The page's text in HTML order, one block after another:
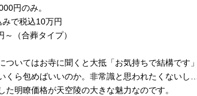
円のみ。
で税込10万円
（合葬タイプ）
ついてはお寺に聞くと大抵「お気持ちで結構です
くら包めばいいのか。非常識と思われたくないし
た明瞭価格が天空陵の大きな魅力なのです。